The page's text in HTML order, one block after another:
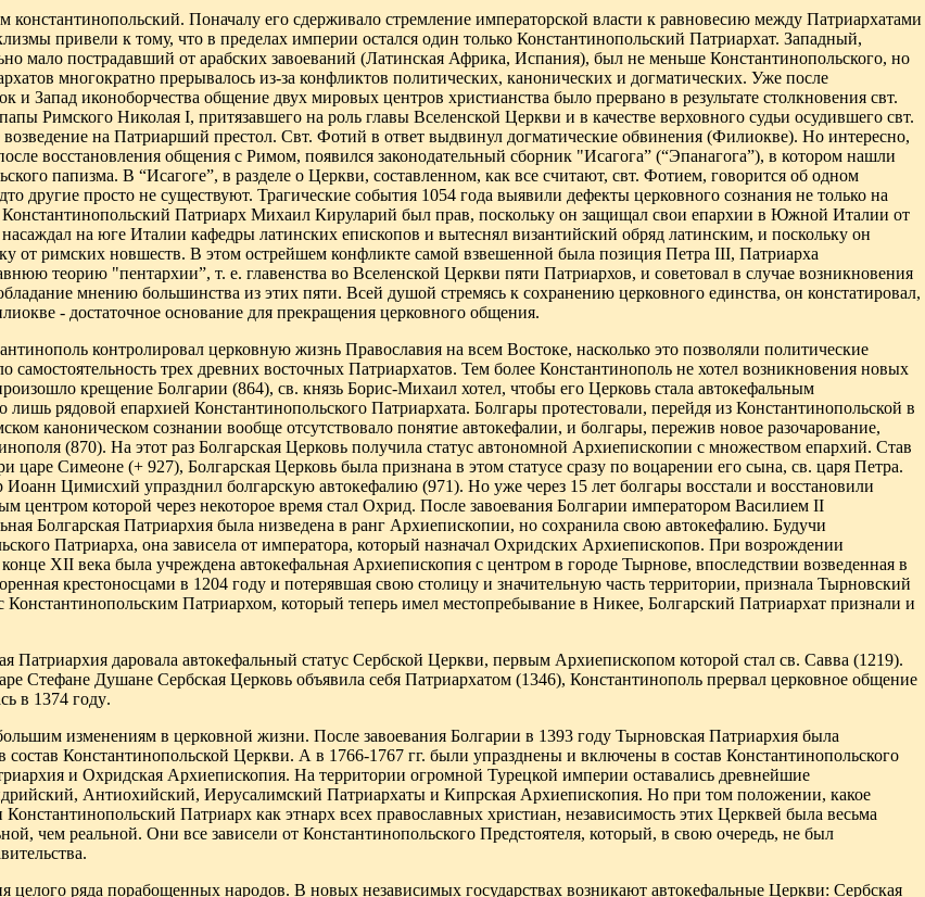
константинопольский. Поначалу его сдерживало стремление императорской власти к равновесию между Патриархатами
привели к тому, что в пределах империи остался один только Константинопольский Патриархат. Западный,
мало пострадавший от арабских завоеваний (Латинская Африка, Испания), был не меньше Константинопольского, но
многократно прерывалось из-за конфликтов политических, канонических и догматических. Уже после
и Запад иконоборчества общение двух мировых центров христианства было прервано в результате столкновения свт.
Римского Николая I, притязавшего на роль главы Вселенской Церкви и в качестве верховного судьи осудившего свт.
на Патриарший престол. Свт. Фотий в ответ выдвинул догматические обвинения (Филиокве). Но интересно,
восстановления общения с Римом, появился законодательный сборник "Исагога” (“Эпанагога”), в котором нашли
папизма. В “Исагоге”, в разделе о Церкви, составленном, как все считают, свт. Фотием, говорится об одном
другие просто не существуют. Трагические события 1054 года выявили дефекты церковного сознания не только на
Константинопольский Патриарх Михаил Кируларий был прав, поскольку он защищал свои епархии в Южной Италии от
на юге Италии кафедры латинских епископов и вытеснял византийский обряд латинским, и поскольку он
от римских новшеств. В этом острейшем конфликте самой взвешенной была позиция Петра III, Патриарха
теорию "пентархии”, т. е. главенства во Вселенской Церкви пяти Патриархов, и советовал в случае возникновения
мнению большинства из этих пяти. Всей душой стремясь к сохранению церковного единства, он констатировал,
- достаточное основание для прекращения церковного общения.
контролировал церковную жизнь Православия на всем Востоке, насколько это позволяли политические
самостоятельность трех древних восточных Патриархатов. Тем более Константинополь не хотел возникновения новых
крещение Болгарии (864), св. князь Борис-Михаил хотел, чтобы его Церковь стала автокефальным
лишь рядовой епархией Константинопольского Патриархата. Болгары протестовали, перейдя из Константинопольской в
каноническом сознании вообще отсутствовало понятие автокефалии, и болгары, пережив новое разочарование,
(870). На этот раз Болгарская Церковь получила статус автономной Архиепископии с множеством епархий. Став
царе Симеоне (+ 927), Болгарская Церковь была признана в этом статусе сразу по воцарении его сына, св. царя Петра.
Иоанн Цимисхий упразднил болгарскую автокефалию (971). Но уже через 15 лет болгары восстали и восстановили
центром которой через некоторое время стал Охрид. После завоевания Болгарии императором Василием II
Болгарская Патриархия была низведена в ранг Архиепископии, но сохранила свою автокефалию. Будучи
Патриарха, она зависела от императора, который назначал Охридских Архиепископов. При возрождении
конце XII века была учреждена автокефальная Архиепископия с центром в городе Тырнове, впоследствии возведенная в
крестоносцами в 1204 году и потерявшая свою столицу и значительную часть территории, признала Тырновский
Константинопольским Патриархом, который теперь имел местопребывание в Никее, Болгарский Патриархат признали и
Патриархия даровала автокефальный статус Сербской Церкви, первым Архиепископом которой стал св. Савва (1219).
Стефане Душане Сербская Церковь объявила себя Патриархатом (1346), Константинополь прервал церковное общение
в 1374 году.
изменениям в церковной жизни. После завоевания Болгарии в 1393 году Тырновская Патриархия была
состав Константинопольской Церкви. А в 1766-1767 гг. были упразднены и включены в состав Константинопольского
и Охридская Архиепископия. На территории огромной Турецкой империи оставались древнейшие
Антиохийский, Иерусалимский Патриархаты и Кипрская Архиепископия. Но при том положении, какое
Патриарх как этнарх всех православных христиан, независимость этих Церквей была весьма
чем реальной. Они все зависели от Константинопольского Предстоятеля, который, в свою очередь, не был
целого ряда порабощенных народов. В новых независимых государствах возникают автокефальные Церкви: Сербская